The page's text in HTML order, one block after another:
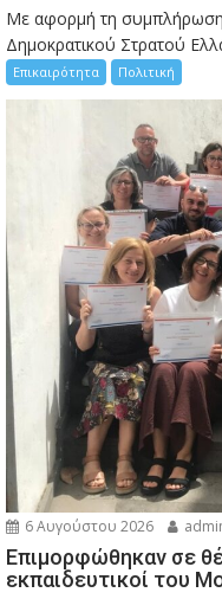
Με αφορμή τη
Δημοκρατικού Στρατού
Επικαιρότητα Πολιτική
6 Αυγούστου 2026
Eπιμορφώθηκαν σε
εκπαιδευτικοί του